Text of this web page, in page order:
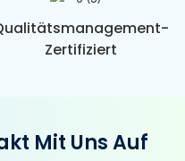
Zertifiziert
Mit Uns Auf